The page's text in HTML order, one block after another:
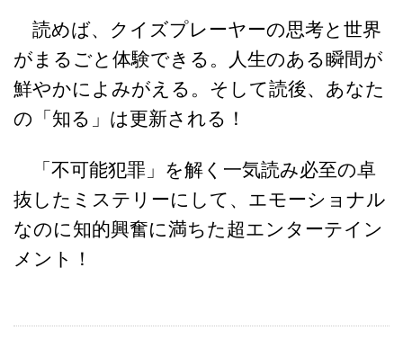
読めば、クイズプレーヤーの思考と世界
がまるごと体験できる。人生のある瞬間が
鮮やかによみがえる。そして読後、あなた
の「知る」は更新される！
「不可能犯罪」を解く一気読み必至の卓
抜したミステリーにして、エモーショナル
なのに知的興奮に満ちた超エンターテイン
メント！